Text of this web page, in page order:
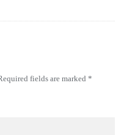
fields are marked *